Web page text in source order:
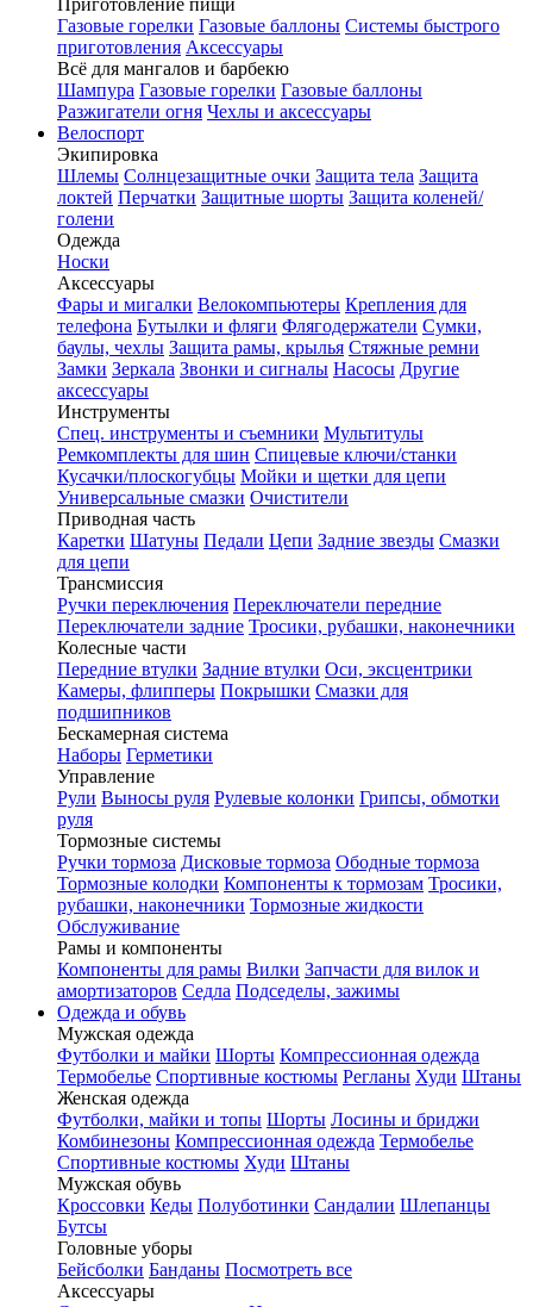
Приготовление пищи
Газовые горелки Газовые баллоны Системы быстрого
приготовления Аксессуары
Всё для мангалов и барбекю
Шампура Газовые горелки Газовые баллоны
Разжигатели огня Чехлы и аксессуары
Велоспорт
Экипировка
Шлемы Солнцезащитные очки Защита тела Защита
локтей Перчатки Защитные шорты Защита коленей/
голени
Одежда
Носки
Аксессуары
Фары и мигалки Велокомпьютеры Крепления для
телефона Бутылки и фляги Флягодержатели Сумки,
баулы, чехлы Защита рамы, крылья Стяжные ремни
Замки Зеркала Звонки и сигналы Насосы Другие
аксессуары
Инструменты
Спец. инструменты и съемники Мультитулы
Ремкомплекты для шин Спицевые ключи/станки
Кусачки/плоскогубцы Мойки и щетки для цепи
Универсальные смазки Очистители
Приводная часть
Каретки Шатуны Педали Цепи Задние звезды Смазки
для цепи
Трансмиссия
Ручки переключения Переключатели передние
Переключатели задние Тросики, рубашки, наконечники
Колесные части
Передние втулки Задние втулки Оси, эксцентрики
Камеры, флипперы Покрышки Смазки для
подшипников
Бескамерная система
Наборы Герметики
Управление
Рули Выносы руля Рулевые колонки Грипсы, обмотки
руля
Тормозные системы
Ручки тормоза Дисковые тормоза Ободные тормоза
Тормозные колодки Компоненты к тормозам Тросики,
рубашки, наконечники Тормозные жидкости
Обслуживание
Рамы и компоненты
Компоненты для рамы Вилки Запчасти для вилок и
амортизаторов Седла Подседелы, зажимы
Одежда и обувь
Мужская одежда
Футболки и майки Шорты Компрессионная одежда
Термобелье Спортивные костюмы Регланы Худи Штаны
Женская одежда
Футболки, майки и топы Шорты Лосины и бриджи
Комбинезоны Компрессионная одежда Термобелье
Спортивные костюмы Худи Штаны
Мужская обувь
Кроссовки Кеды Полуботинки Сандалии Шлепанцы
Бутсы
Головные уборы
Бейсболки Банданы Посмотреть все
Аксессуары